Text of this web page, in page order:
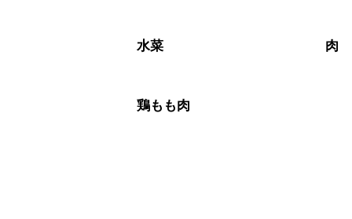
水菜 肉
鶏もも肉